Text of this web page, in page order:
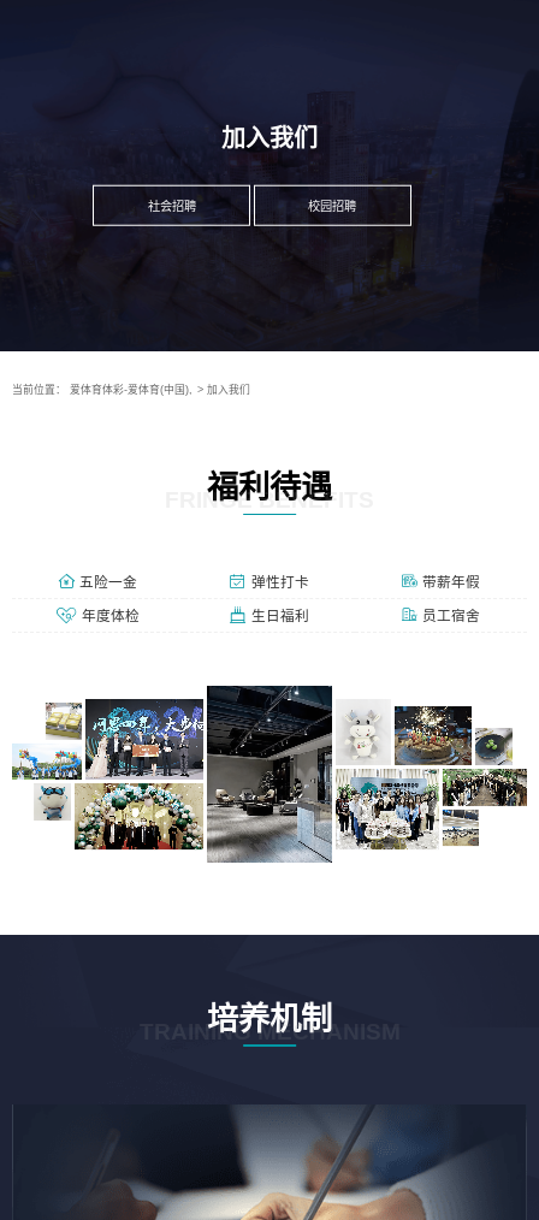
加入我们
社会招聘 校园招聘
当前位置： 爱体育体彩-爱体育(中国), > 加入我们
福利待遇
FRINGE BENEFITS
五险一金 弹性打卡 带薪年假
年度体检 生日福利 员工宿舍
培养机制
TRAINING MECHANISM